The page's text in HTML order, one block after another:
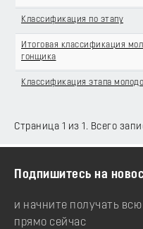
Классификация по этапу
Итоговая классификация
гонщика
Классификация этапа
Страница 1 из 1. Всего
Подпишитесь на
и начните получать
прямо сейчас